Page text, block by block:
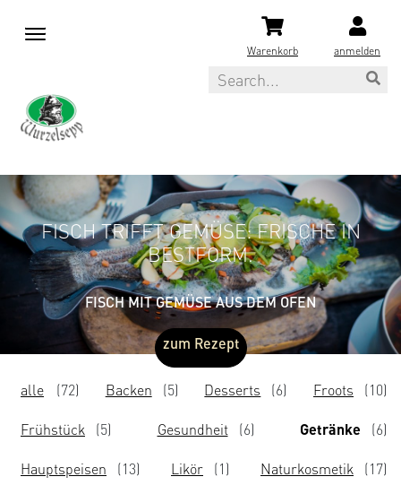
M
Warenkorb anmelden
Search
UNSERE
REZEPTE
FISCH TRIFFT GEMÜSE: FRISCHE IN
BESTFORM.
FISCH MIT GEMÜSE AUS DEM OFEN
zum Rezept
alle (72) Backen (5) Desserts (6) Froots (10)
Frühstück (5) Gesundheit (6) Getränke (6)
Hauptspeisen (13) Likör (1) Naturkosmetik (17)